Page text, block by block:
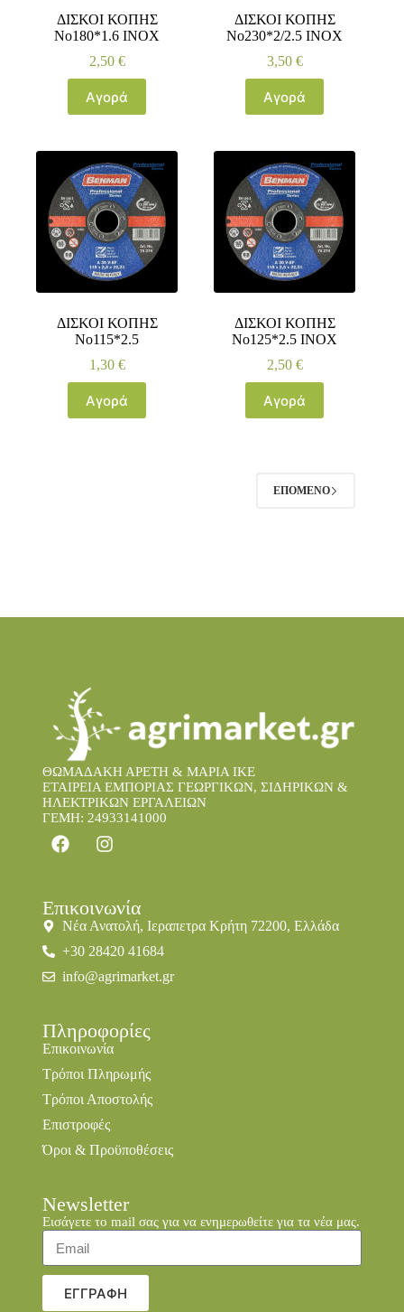
ΔΙΣΚΟΙ ΚΟΠΗΣ
No180*1.6 ΙΝΟΧ
2,50 €
Αγορά
ΔΙΣΚΟΙ ΚΟΠΗΣ
No230*2/2.5 ΙΝΟΧ
3,50 €
Αγορά
ΔΙΣΚΟΙ ΚΟΠΗΣ
Νο115*2.5
1,30 €
Αγορά
ΔΙΣΚΟΙ ΚΟΠΗΣ
Νο125*2.5 INOX
2,50 €
Αγορά
ΕΠΌΜΕΝΟ
ΘΩΜΑΔΑΚΗ ΑΡΕΤΗ & ΜΑΡΙΑ IKE
ΕΤΑΙΡΕΙΑ ΕΜΠΟΡΙΑΣ ΓΕΩΡΓΙΚΩΝ, ΣΙΔΗΡΙΚΩΝ &
ΗΛΕΚΤΡΙΚΩΝ ΕΡΓΑΛΕΙΩΝ
ΓΕΜΗ: 24933141000
Επικοινωνία
Νέα Ανατολή, Ιεραπετρα Κρήτη 72200, Ελλάδα
+30 28420 41684
info@agrimarket.gr
Πληροφορίες
Επικοινωνία
Τρόποι Πληρωμής
Τρόποι Αποστολής
Επιστροφές
Όροι & Προϋποθέσεις
Newsletter
Εισάγετε το mail σας για να ενημερωθείτε για τα νέα μας.
ΕΓΓΡΑΦΗ